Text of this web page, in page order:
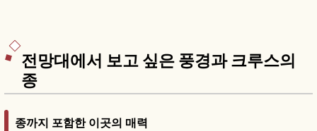
전망대에서 보고 싶은 풍경과 크루스의
종
종까지 포함한 이곳의 매력